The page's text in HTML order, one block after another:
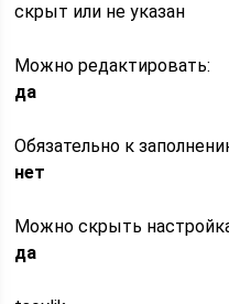
скрыт или не указан
Можно редактировать:
да
Обязательно к
нет
Можно скрыть
да